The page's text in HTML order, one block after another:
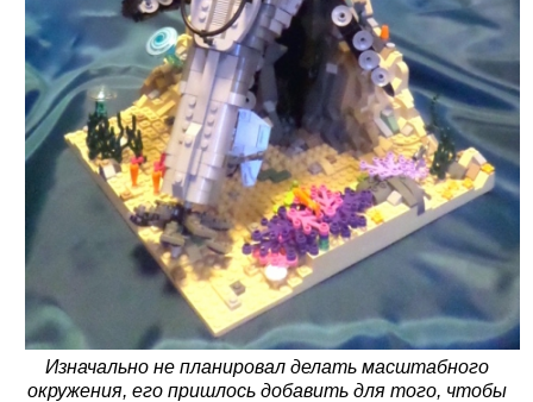
Изначально не планировал делать масштабного
окружения, его пришлось добавить для того, чтобы